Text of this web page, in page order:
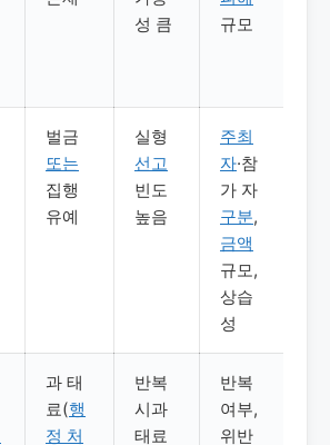
성 큼
규모
벌금
또는
집행
유예
실형
선고
빈도
높음
주최
자·참
가 자
구분,
금액
규모,
상습
성
과 태
료(행
정 처
반복
시과
태료
반복
여부,
위반